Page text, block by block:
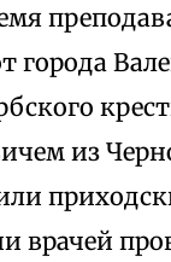
города
из
врачей